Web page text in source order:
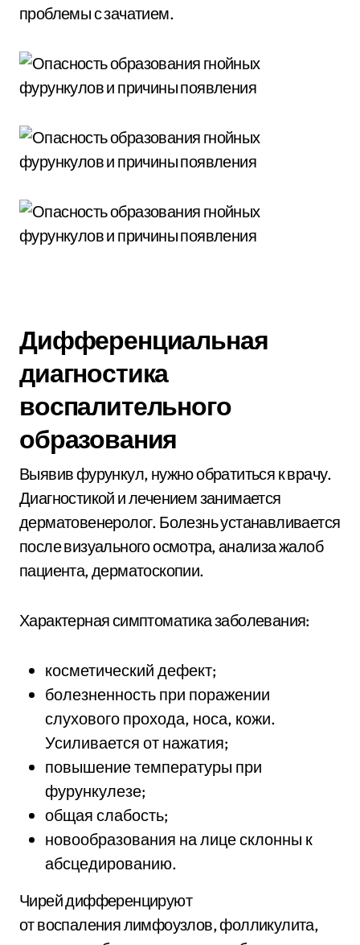
проблемы с зачатием.
Дифференциальная
диагностика
воспалительного
образования
Выявив фурункул, нужно обратиться к врачу.
Диагностикой и лечением занимается
дерматовенеролог. Болезнь устанавливается
после визуального осмотра, анализа жалоб
пациента, дерматоскопии.
Характерная симптоматика заболевания:
косметический дефект;
болезненность при поражении
слухового прохода, носа, кожи.
Усиливается от нажатия;
повышение температуры при
фурункулезе;
общая слабость;
новообразования на лице склонны к
абсцедированию.
Чирей дифференцируют
от воспаления лимфоузлов, фолликулита,